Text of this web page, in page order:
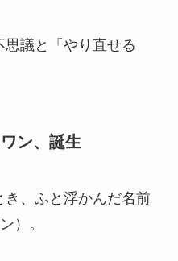
議と「やり直せる
ン、誕生
、ふと浮かんだ名前
）。